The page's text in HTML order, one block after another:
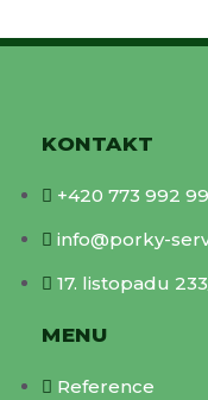
KONTAKT
+420 773 992
info@porky-
17. listopadu
MENU
Reference